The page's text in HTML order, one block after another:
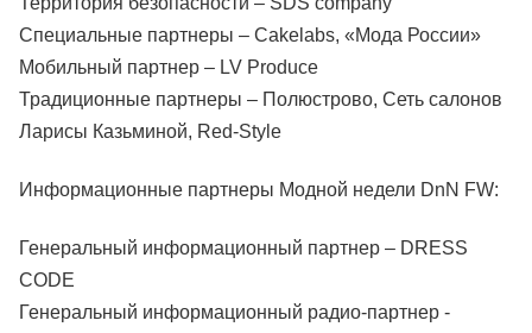
Специальные партнеры – Cakelabs, «Мода России»
Мобильный партнер – LV Produce
Традиционные партнеры – Полюстрово, Сеть салонов
Ларисы Казьминой, Red-Style
Информационные партнеры Модной недели DnN FW:
Генеральный информационный партнер – DRESS
CODE
Генеральный информационный радио-партнер -